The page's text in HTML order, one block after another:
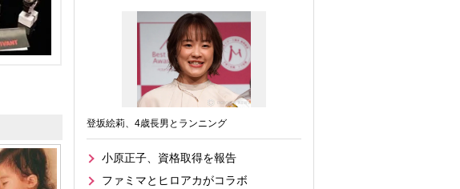
登坂絵莉、4歳長男とランニング
小原正子、資格取得を報告
ファミマとヒロアカがコラボ